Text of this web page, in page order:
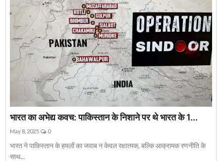
भारत का अभेद्य कवच: पाकिस्तान के निशाने पर थे भारत के 1...
May 8, 2025 0
भारत ने पाकिस्तान के हमलों का जवाब न केवल रक्षात्मक, बल्कि आक्रामक रणनीति के
साथ...